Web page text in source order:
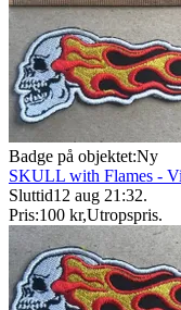
Badge på objektet:Ny
SKULL with Flames -
Sluttid12 aug 21:32.
Pris:100 kr,Utropspris.